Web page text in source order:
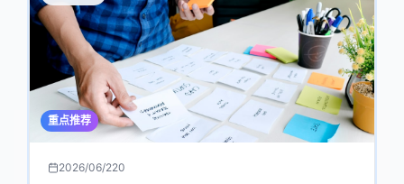
重点推荐
2026/06/220